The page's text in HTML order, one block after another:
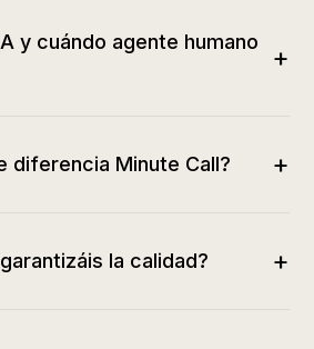
y cuándo agente humano
+
diferencia Minute Call? +
la calidad? +